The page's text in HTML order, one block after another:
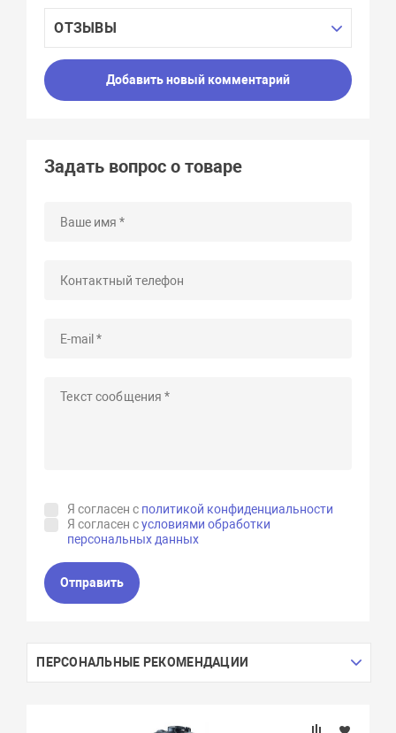
ОТЗЫВЫ
Добавить новый комментарий
Задать вопрос о товаре
Я согласен с политикой конфиденциальности
Я согласен сусловиями обработки
персональных данных
Отправить
ПЕРСОНАЛЬНЫЕ РЕКОМЕНДАЦИИ